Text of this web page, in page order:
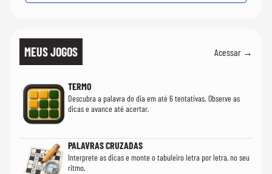
MEUS JOGOS Acessar →
TERMO
Descubra a palavra do dia em até 6 tentativas. Observe as
dicas e avance até acertar.
PALAVRAS CRUZADAS
Interprete as dicas e monte o tabuleiro letra por letra, no seu
ritmo.